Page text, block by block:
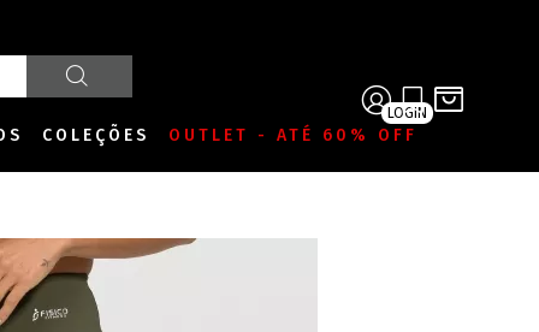
COLEÇÕES OUTLET - ATÉ 60% OFF
LOGIN